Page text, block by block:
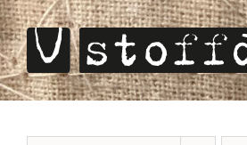
Zum
Inhalt
springen